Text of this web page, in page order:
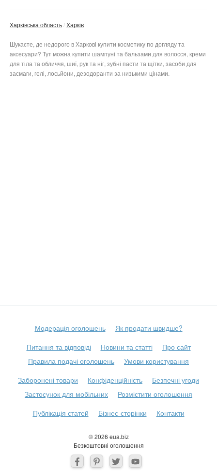
Харківська область Харків
Шукаєте, де недорого в Харкові купити косметику по догляду та
аксесуари? Тут можна купити шампуні та бальзами для волосся, креми
для тіла та обличчя, шиї, рук та ніг, зубні пасти та щітки, засоби для
засмаги, гелі, лосьйони, дезодоранти за низькими цінами.
© 2026 eua.biz
Безкоштовні оголошення
Модерація оголошень
Як продати швидше?
Питання та відповіді
Новини та статті
Про сайт
Правила подачі оголошень
Умови користування
Заборонені товари
Конфіденційність
Безпечні угоди
Застосунок для мобільних
Розмістити оголошення
Публікація статей
Бізнес-сторінки Контакти